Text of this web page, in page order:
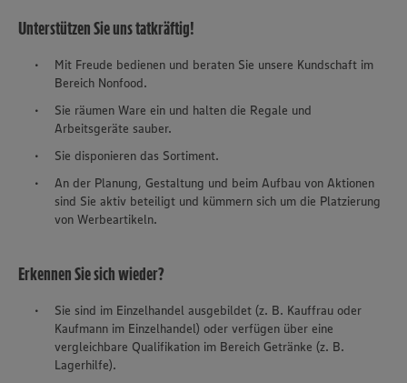
Unterstützen Sie uns tatkräftig!
Mit Freude bedienen und beraten Sie unsere Kundschaft im
Bereich Nonfood.
Sie räumen Ware ein und halten die Regale und
Arbeitsgeräte sauber.
Sie disponieren das Sortiment.
An der Planung, Gestaltung und beim Aufbau von Aktionen
sind Sie aktiv beteiligt und kümmern sich um die Platzierung
von Werbeartikeln.
Erkennen Sie sich wieder?
Sie sind im Einzelhandel ausgebildet (z. B. Kauffrau oder
Kaufmann im Einzelhandel) oder verfügen über eine
vergleichbare Qualifikation im Bereich Getränke (z. B.
Lagerhilfe).